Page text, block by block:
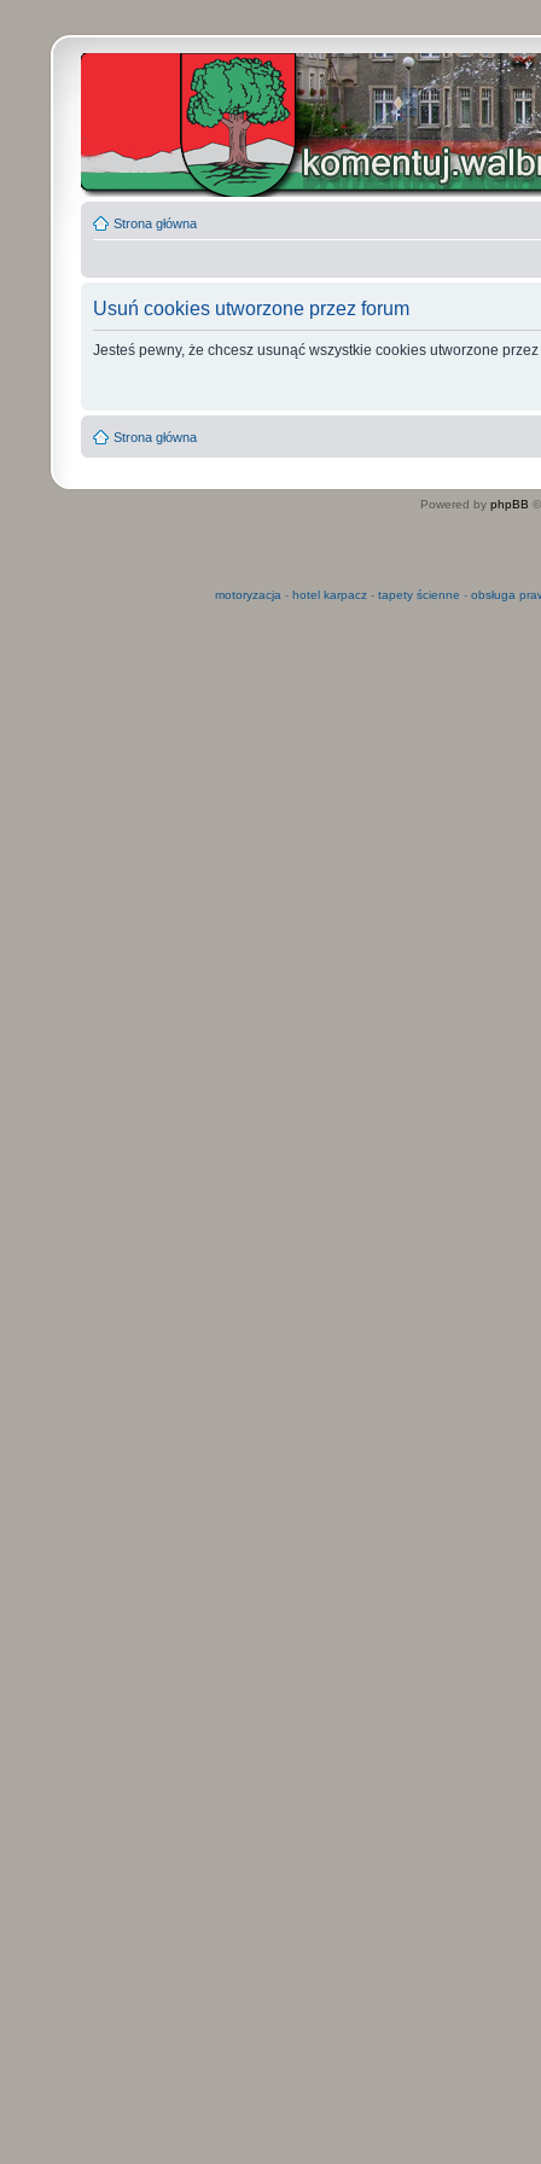
Strona główna
Usuń cookies utworzone przez forum
Jesteś pewny, że chcesz usunąć wszystkie cookies utworzone
Strona główna
Powered by phpBB
motoryzacja - hotel karpacz- tapety ścienne - obsługa